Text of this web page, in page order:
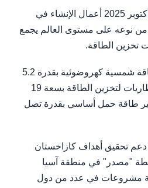
كانت "مصدر" قد بدأت في أكتوبر 2025 أعمال الإنشاء في
نوعه على مستوى العالم يجمع
تخزين الطاقة.
ويشمل المشروع محطة طاقة شمسية كهروضوئية بقدرة 5.2
غيغاواط، إلى جانب نظام بطاريات لتخزين الطاقة بسعة 19
طاقة حمل أساسي بقدرة تصل
تحقيق أهداف كازاخستان
"مصدر" في منطقة آسيا
مشروعات في عدد من دول